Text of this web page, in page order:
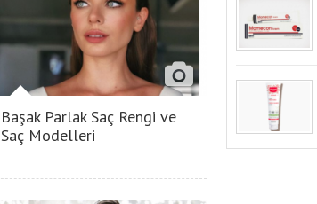
Başak Parlak Saç Rengi ve
Saç Modelleri